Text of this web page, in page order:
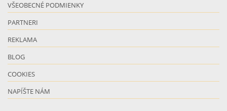
VŠEOBECNÉ PODMIENKY
PARTNERI
REKLAMA
BLOG
COOKIES
NAPÍŠTE NÁM